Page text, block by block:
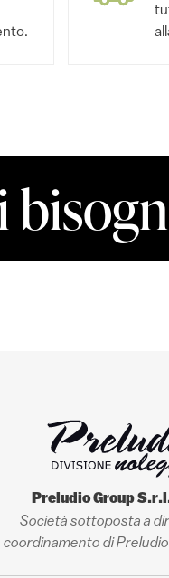
Preludio Group
Società sottoposta a
coordinamento di